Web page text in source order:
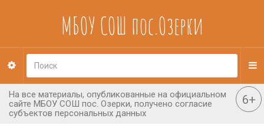
МБОУ СОШ пос.Озерки